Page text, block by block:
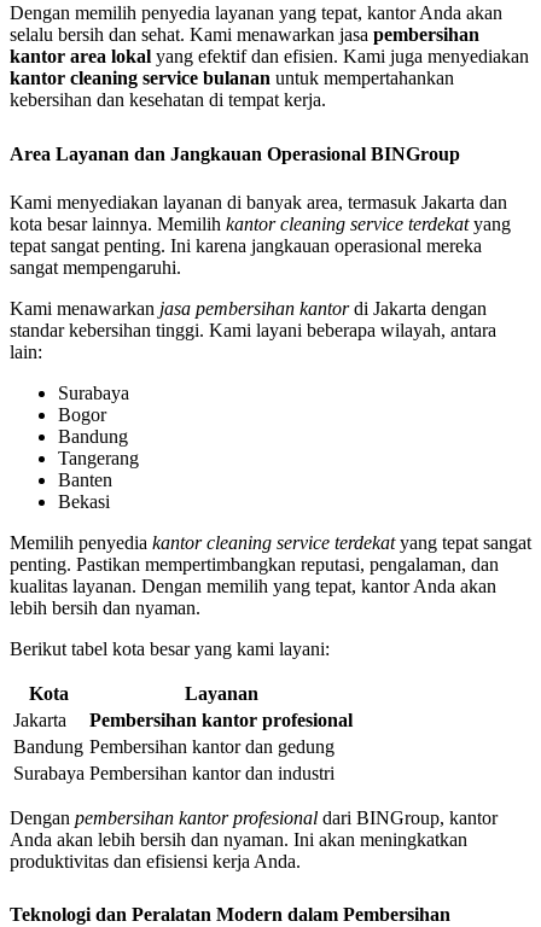
Dengan memilih penyedia layanan yang tepat, kantor Anda akan
selalu bersih dan sehat. Kami menawarkan jasa pembersihan
kantor area lokal yang efektif dan efisien. Kami juga menyediakan
kantor cleaning service bulanan untuk mempertahankan
kebersihan dan kesehatan di tempat kerja.
Area Layanan dan Jangkauan Operasional BINGroup
Kami menyediakan layanan di banyak area, termasuk Jakarta dan
kota besar lainnya. Memilih kantor cleaning service terdekatyang
tepat sangat penting. Ini karena jangkauan operasional mereka
sangat mempengaruhi.
Kami menawarkan jasa pembersihan kantordi Jakarta dengan
standar kebersihan tinggi. Kami layani beberapa wilayah, antara
lain:
Surabaya
Bogor
Bandung
Tangerang
Banten
Bekasi
Memilih penyedia kantor cleaning service terdekatyang tepat sangat
penting. Pastikan mempertimbangkan reputasi, pengalaman, dan
kualitas layanan. Dengan memilih yang tepat, kantor Anda akan
lebih bersih dan nyaman.
Berikut tabel kota besar yang kami layani:
Kota
Layanan
Jakarta
Pembersihan kantor profesional
Bandung Pembersihan kantor dan gedung
Surabaya Pembersihan kantor dan industri
Dengan pembersihan kantor profesional dari BINGroup, kantor
Anda akan lebih bersih dan nyaman. Ini akan meningkatkan
produktivitas dan efisiensi kerja Anda.
Teknologi dan Peralatan Modern dalam Pembersihan